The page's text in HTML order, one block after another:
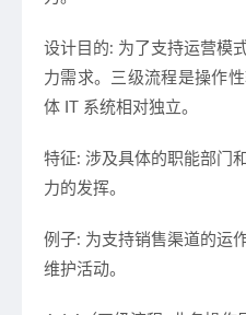
设计目的: 为了支持运营模
力需求。三级流程是操作
体 IT 系统相对独立。
特征: 涉及具体的职能部门
力的发挥。
例子: 为支持销售渠道的运
维护活动。